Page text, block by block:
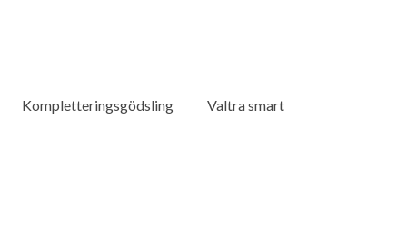
Kompletteringsgödsling Valtra smart